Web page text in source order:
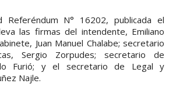
Referéndum N° 16202, publicada el
las firmas del intendente, Emiliano
Juan Manuel Chalabe; secretario
Sergio Zorpudes; secretario de
Furió; y el secretario de Legal y
Najle.